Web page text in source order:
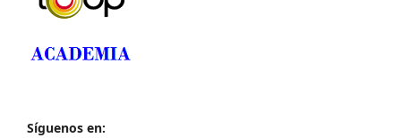
Síguenos en: